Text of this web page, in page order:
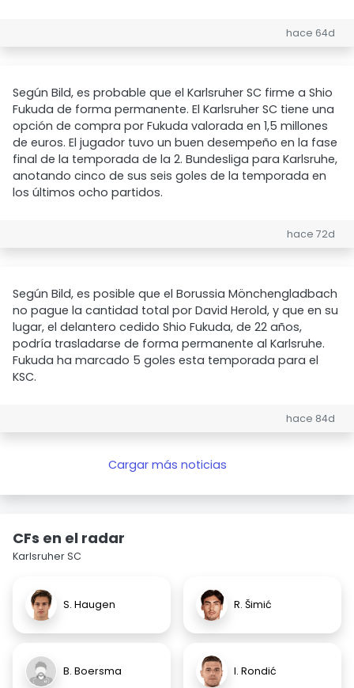
hace 64d
Según Bild, es probable que el Karlsruher SC firme a Shio
Fukuda de forma permanente. El Karlsruher SC tiene una
opción de compra por Fukuda valorada en 1,5 millones
de euros. El jugador tuvo un buen desempeño en la fase
final de la temporada de la 2. Bundesliga para Karlsruhe,
anotando cinco de sus seis goles de la temporada en
los últimos ocho partidos.
hace 72d
Según Bild, es posible que el Borussia Mönchengladbach
no pague la cantidad total por David Herold, y que en su
lugar, el delantero cedido Shio Fukuda, de 22 años,
podría trasladarse de forma permanente al Karlsruhe.
Fukuda ha marcado 5 goles esta temporada para el
KSC.
hace 84d
Cargar más noticias
CFs en el radar
Karlsruher SC
S. Haugen R. Šimić
B. Boersma I. Rondić